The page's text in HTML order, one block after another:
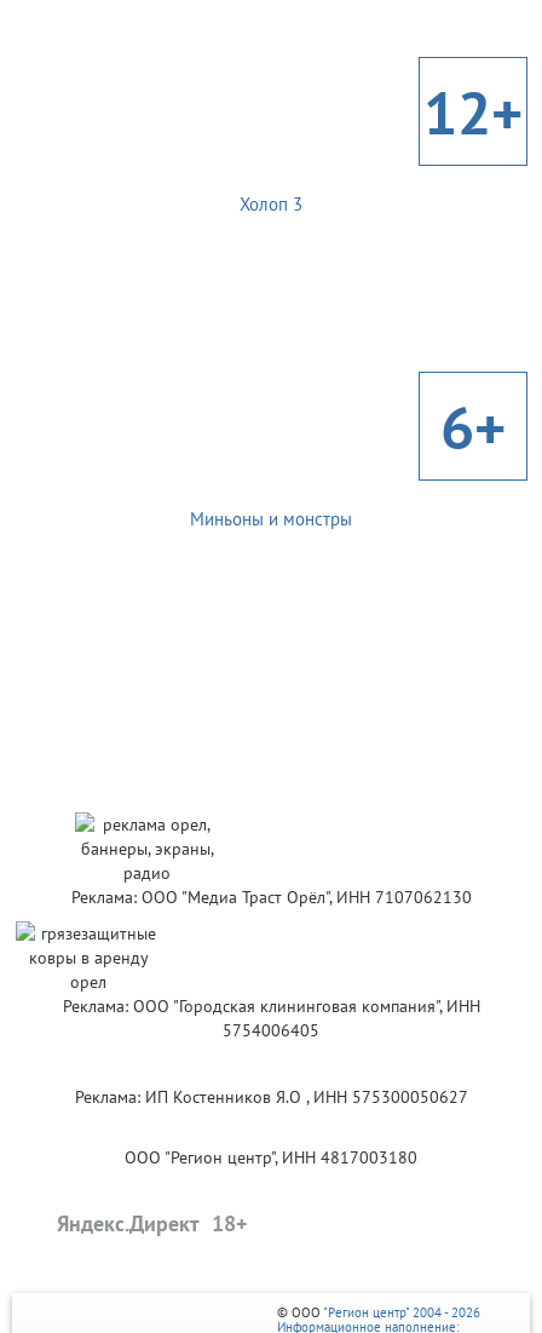
12+
Холоп 3
6+
Миньоны и монстры
Реклама: ООО "Медиа Траст Орёл", ИНН 7107062130
Реклама: ООО "Городская клининговая компания", ИНН
5754006405
Реклама: ИП Костенников Я.О , ИНН 575300050627
ООО "Регион центр", ИНН 4817003180
Яндекс.Директ
© ООО "Регион центр" 2004 - 2026
Информационное наполнение: